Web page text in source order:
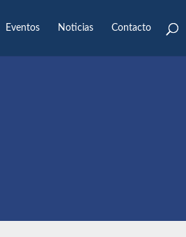
Eventos Noticias Contacto